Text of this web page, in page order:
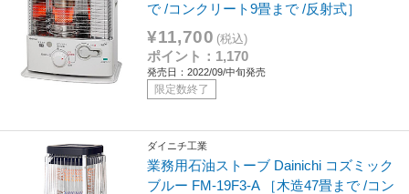
で /コンクリート9畳まで /反射式］
¥11,700 (税込)
ポイント：1,170
発売日：2022/09/中旬発売
限定数終了
ダイニチ工業
業務用石油ストーブ Dainichi コズミック
ブルー FM-19F3-A ［木造47畳まで /コン